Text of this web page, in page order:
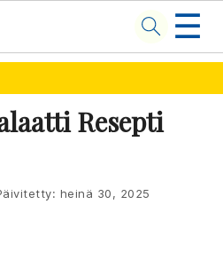
☰
Resepti
heinä 30, 2025